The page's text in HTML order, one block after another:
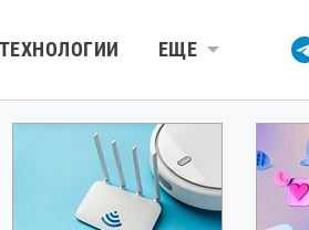
ТЕХНОЛОГИИ ЕЩЕ